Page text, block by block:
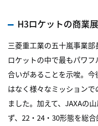
H3ロケットの商業
三菱重工業の五十嵐事業
ロケットの中で最もパワ
合いがあることを示唆。
はなく様々なミッション
ました。加えて、JAXAの
ず、22・24・30形態を総